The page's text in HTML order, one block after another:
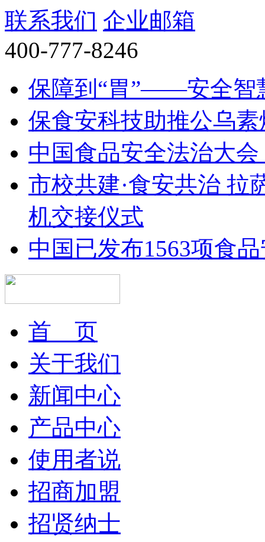
联系我们 企业邮箱
400-777-8246
保障到“胃”——安全智
保食安科技助推公乌
中国食品安全法治大
市校共建·食安共治 拉
机交接仪式
中国已发布1563项食
首 页
关于我们
新闻中心
产品中心
使用者说
招商加盟
招贤纳士